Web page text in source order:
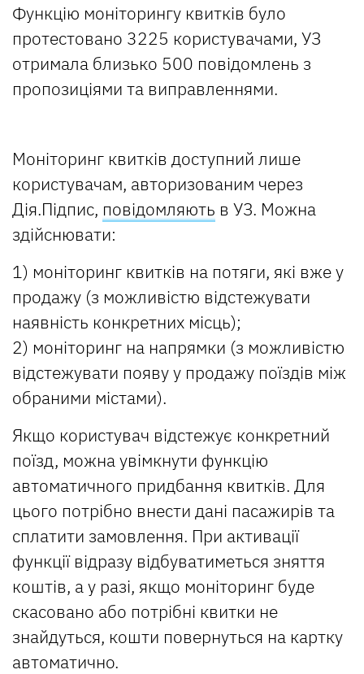
Функцію моніторингу квитків було
протестовано 3225 користувачами, УЗ
отримала близько 500 повідомлень з
пропозиціями та виправленнями.
Моніторинг квитків доступний лише
користувачам, авторизованим через
Дія.Підпис, повідомляють в УЗ. Можна
здійснювати:
1) моніторинг квитків на потяги, які вже у
продажу (з можливістю відстежувати
наявність конкретних місць);
2) моніторинг на напрямки (з можливістю
відстежувати появу у продажу поїздів між
обраними містами).
Якщо користувач відстежує конкретний
поїзд, можна увімкнути функцію
автоматичного придбання квитків. Для
цього потрібно внести дані пасажирів та
сплатити замовлення. При активації
функції відразу відбуватиметься зняття
коштів, а у разі, якщо моніторинг буде
скасовано або потрібні квитки не
знайдуться, кошти повернуться на картку
автоматично.